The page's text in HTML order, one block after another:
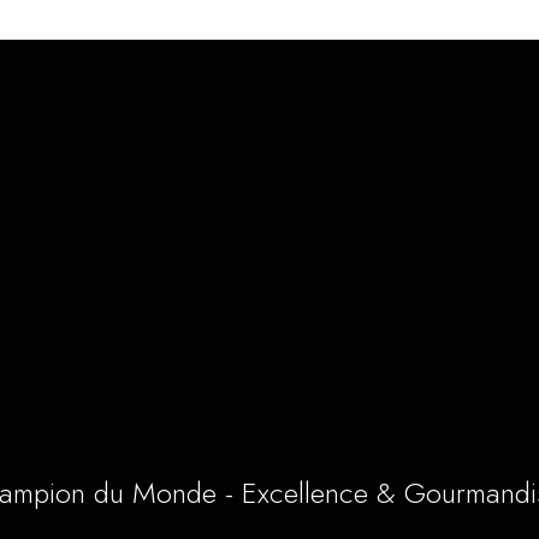
du Monde - Excellence &